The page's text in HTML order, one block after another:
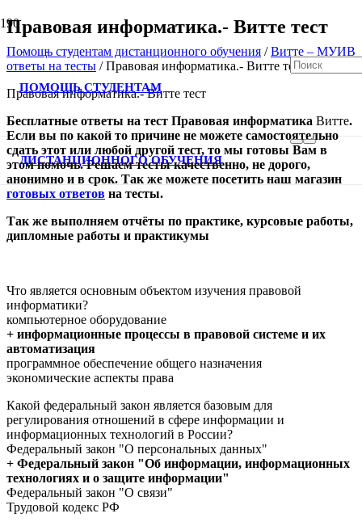
ПОМОЩЬ СТУДЕНТАМ
ДИСТАНЦИОННОГО ОБУЧЕНИЯ
В
Правовая информатика.- Витте тест
Помощь студентам дистанционного обучения /Витте – МУИВ
ответы на тесты /Правовая информатика.- Витте тест
Правовая информатика.- Витте тест
Бесплатные ответы на тест Правовая информатика Витте.
Если вы по какой то причине не можете самостоятельно
сдать этот или любой другой тест, то мы готовы Вам в
этом помочь. Решаем тесты качественно, не дорого,
анонимно и в срок. Так же можете посетить наш магазин
готовых ответов на тесты.
Так же выполняем отчёты по практике, курсовые работы,
дипломные работы и практикумы
Что является основным объектом изучения правовой
информатики?
компьютерное оборудование
+ информационные процессы в правовой системе и их
автоматизация
программное обеспечение общего назначения
экономические аспекты права
Какой федеральный закон является базовым для
регулирования отношений в сфере информации и
информационных технологий в России?
Федеральный закон "О персональных данных"
+ Федеральный закон "Об информации, информационных
технологиях и о защите информации"
Федеральный закон "О связи"
Трудовой кодекс РФ